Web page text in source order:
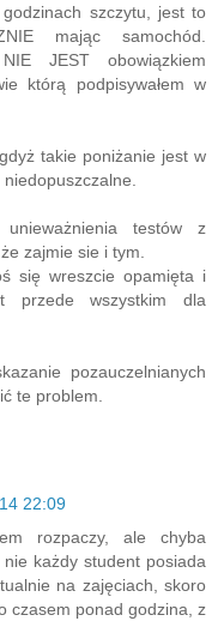
szczytu, jest to
mając samochód.
JEST obowiązkiem
którą podpisywałem w
takie poniżanie jest w
testów z
zajmie sie i tym.
się wreszcie opamięta i
przede wszystkim dla
pozauczelnianych
te problem.
22:09
rozpaczy, ale chyba
nie każdy student posiada
na zajęciach, skoro
czasem ponad godzina, z